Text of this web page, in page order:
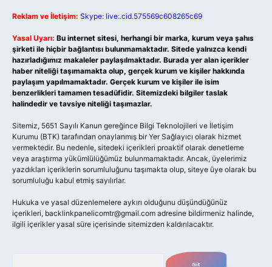
Reklam ve İletişim: Skype: live:.cid.575569c608265c69
Yasal Uyarı: Bu internet sitesi, herhangi bir marka, kurum veya şahıs
şirketi ile hiçbir bağlantısı bulunmamaktadır. Sitede yalnızca kendi
hazırladığımız makaleler paylaşılmaktadır. Burada yer alan içerikler
haber niteliği taşımamakta olup, gerçek kurum ve kişiler hakkında
paylaşım yapılmamaktadır. Gerçek kurum ve kişiler ile isim
benzerlikleri tamamen tesadüfidir. Sitemizdeki bilgiler taslak
halindedir ve tavsiye niteliği taşımazlar.
Sitemiz, 5651 Sayılı Kanun gereğince Bilgi Teknolojileri ve İletişim
Kurumu (BTK) tarafından onaylanmış bir Yer Sağlayıcı olarak hizmet
vermektedir. Bu nedenle, sitedeki içerikleri proaktif olarak denetleme
veya araştırma yükümlülüğümüz bulunmamaktadır. Ancak, üyelerimiz
yazdıkları içeriklerin sorumluluğunu taşımakta olup, siteye üye olarak bu
sorumluluğu kabul etmiş sayılırlar.
Hukuka ve yasal düzenlemelere aykırı olduğunu düşündüğünüz
içerikleri, backlinkpanelicomtr@gmail.com adresine bildirmeniz halinde,
ilgili içerikler yasal süre içerisinde sitemizden kaldırılacaktır.